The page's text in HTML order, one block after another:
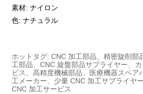
素材: ナイロン
色: ナチュラル
ホットタグ: CNC 加工部品、精密旋削部
工部品、CNC 旋盤部品サプライヤー、
ビス、高精度機械部品、医療機器スペア
工メーカー、少量 CNC 加工サプライヤ
CNC 加工サービス